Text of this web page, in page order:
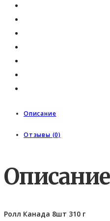
Описание
Отзывы (0)
Описание
Ролл Канада 8шт 310 г